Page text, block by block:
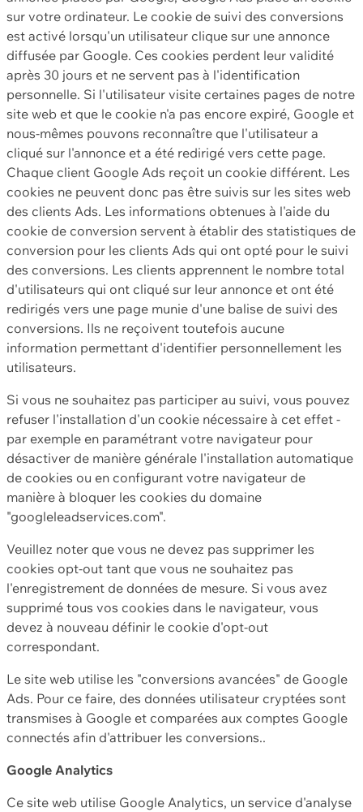
sur votre ordinateur. Le cookie de suivi des conversions
est activé lorsqu'un utilisateur clique sur une annonce
diffusée par Google. Ces cookies perdent leur validité
après 30 jours et ne servent pas à l'identification
personnelle. Si l'utilisateur visite certaines pages de notre
site web et que le cookie n'a pas encore expiré, Google et
nous-mêmes pouvons reconnaître que l'utilisateur a
cliqué sur l'annonce et a été redirigé vers cette page.
Chaque client Google Ads reçoit un cookie différent. Les
cookies ne peuvent donc pas être suivis sur les sites web
des clients Ads. Les informations obtenues à l'aide du
cookie de conversion servent à établir des statistiques de
conversion pour les clients Ads qui ont opté pour le suivi
des conversions. Les clients apprennent le nombre total
d'utilisateurs qui ont cliqué sur leur annonce et ont été
redirigés vers une page munie d'une balise de suivi des
conversions. Ils ne reçoivent toutefois aucune
information permettant d'identifier personnellement les
utilisateurs.
Si vous ne souhaitez pas participer au suivi, vous pouvez
refuser l'installation d'un cookie nécessaire à cet effet -
par exemple en paramétrant votre navigateur pour
désactiver de manière générale l'installation automatique
de cookies ou en configurant votre navigateur de
manière à bloquer les cookies du domaine
"googleleadservices.com".
Veuillez noter que vous ne devez pas supprimer les
cookies opt-out tant que vous ne souhaitez pas
l'enregistrement de données de mesure. Si vous avez
supprimé tous vos cookies dans le navigateur, vous
devez à nouveau définir le cookie d'opt-out
correspondant.
Le site web utilise les "conversions avancées" de Google
Ads. Pour ce faire, des données utilisateur cryptées sont
transmises à Google et comparées aux comptes Google
connectés afin d'attribuer les conversions..
Google Analytics
Ce site web utilise Google Analytics, un service d'analyse